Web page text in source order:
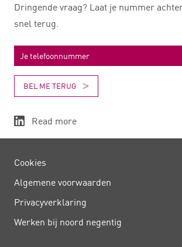
Dringende vraag? Laat je nummer
snel terug.
BEL ME TERUG
Read more
Cookies
Algemene voorwaarden
Privacy­verklaring
Werken bij noord negentig